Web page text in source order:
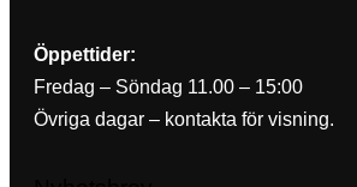
Öppettider:
Fredag – Söndag 11.00 – 15:00
Övriga dagar – kontakta för visning.